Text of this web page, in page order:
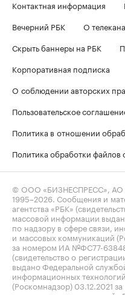
Контактная информация
Вечерний РБК
О
Скрыть баннеры на РБК
Корпоративная подписка
О соблюдении авторских
Пользовательское
Политика в отношении
Политика обработки файлов
© ООО «БИЗНЕСПРЕСС», АО
1995–2026 . Сообщения и
агентства «РБК»
массовой информации
по надзору в сфере связи,
и массовых коммуникаций
за номером ИА №ФС77-
(свидетельство о
выдано Федеральной
информационных
(Роскомнадзор) 03.12.2021